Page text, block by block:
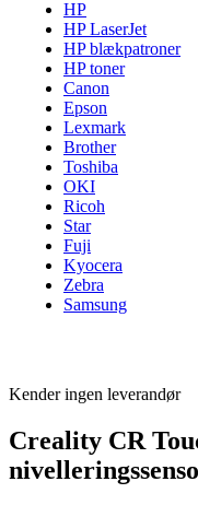
HP
HP LaserJet
HP blækpatroner
HP toner
Canon
Epson
Lexmark
Brother
Toshiba
OKI
Ricoh
Star
Fuji
Kyocera
Zebra
Samsung
Kender ingen leverandør
Creality CR